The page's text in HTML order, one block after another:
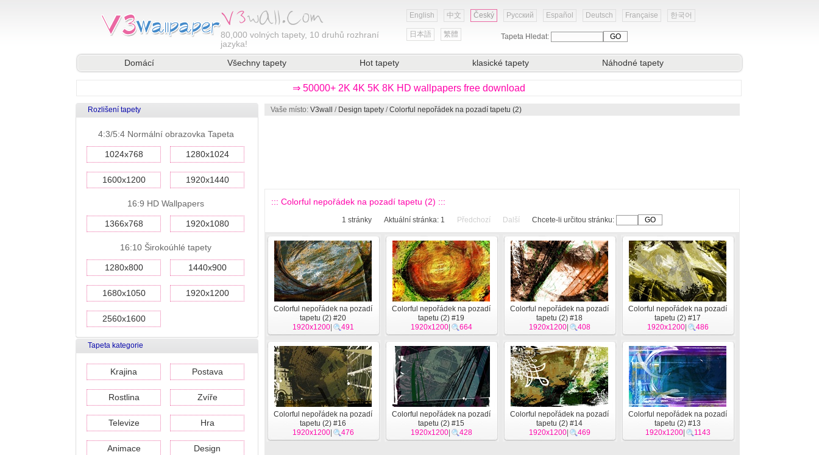
80,000 volných tapety, 10 druhů rozhraní
jazyka!
English 中文 Český Русский Español Deutsch Française 한국어
日本語 繁體 Tapeta Hledat:
Domácí Všechny tapety Hot tapety klasické tapety Náhodné tapety
⇒ 50000+ 2K 4K 5K 8K HD wallpapers free download
Rozlišení tapety
4:3/5:4 Normální obrazovka Tapeta
1024x768 1280x1024
1600x1200 1920x1440
16:9 HD Wallpapers
1366x768 1920x1080
16:10 Širokoúhlé tapety
1280x800 1440x900
1680x1050 1920x1200
2560x1600
Tapeta kategorie
Krajina Postava
Rostlina Zvíře
Televize Hra
Animace Design
Vaše místo: V3wall / Design tapety /Colorful nepořádek na pozadí tapetu (2)
::: Colorful nepořádek na pozadí tapetu (2) :::
1 stránky Aktuální stránka: 1 Předchozí Další Chcete-li určitou stránku:
Colorful nepořádek na pozadí
tapetu (2) #20
1920x1200| 491
Colorful nepořádek na pozadí
tapetu (2) #19
1920x1200| 664
Colorful nepořádek na pozadí
tapetu (2) #18
1920x1200| 408
Colorful nepořádek na pozadí
tapetu (2) #17
1920x1200| 486
Colorful nepořádek na pozadí
tapetu (2) #16
1920x1200| 476
Colorful nepořádek na pozadí
tapetu (2) #15
1920x1200| 428
Colorful nepořádek na pozadí
tapetu (2) #14
1920x1200| 469
Colorful nepořádek na pozadí
tapetu (2) #13
1920x1200| 1143